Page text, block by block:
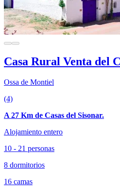
Casa Rural Venta del
Ossa de Montiel
(4)
A 27 Km de Casas del Sisonar.
Alojamiento entero
10 - 21 personas
8 dormitorios
16 camas